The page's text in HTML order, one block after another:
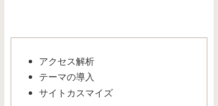
アクセス解析
テーマの導入
サイトカスマイズ